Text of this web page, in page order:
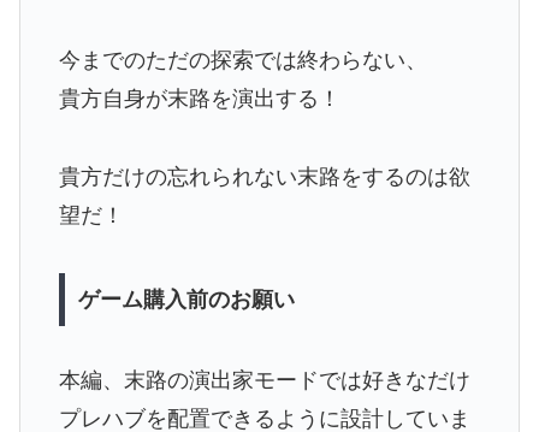
今までのただの探索では終わらない、
貴方自身が末路を演出する！
貴方だけの忘れられない末路をするのは欲
望だ！
ゲーム購入前のお願い
本編、末路の演出家モードでは好きなだけ
プレハブを配置できるように設計していま